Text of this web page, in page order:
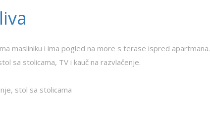
masliniku i ima pogled na more s terase ispred apartmana.
sa stolicama, TV i kauč na razvlačenje.
stol sa stolicama